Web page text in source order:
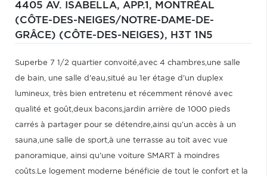
4405 AV. ISABELLA, APP.1, MONTRÉAL
(CÔTE-DES-NEIGES/NOTRE-DAME-DE-
GRÂCE) (CÔTE-DES-NEIGES), H3T 1N5
Superbe 7 1/2 quartier convoité,avec 4 chambres,une salle
de bain, une salle d'eau,situé au 1er étage d'un duplex
lumineux, très bien entretenu et récemment rénové avec
qualité et goût,deux bacons,jardin arrière de 1000 pieds
carrés à partager pour se détendre,ainsi qu'un accès à un
sauna,une salle de sport,à une terrasse au toit avec vue
panoramique, ainsi qu'une voiture SMART à moindres
coûts.Le logement moderne bénéficie de tout le confort et la